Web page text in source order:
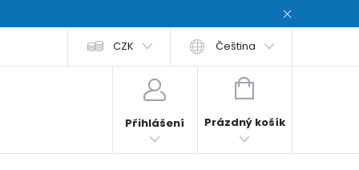
podmínky Zásady ochrana osobních údajů / Privacy
CZK Čeština
Přihlášení
NÁKUPNÍ
Prázdný košík